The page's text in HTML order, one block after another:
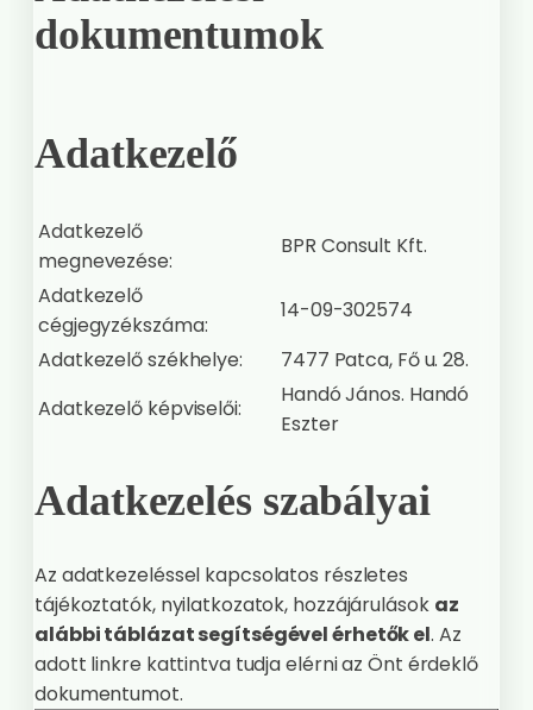
dokumentumok
Adatkezelő
Adatkezelő
megnevezése:
BPR Consult Kft.
Adatkezelő
cégjegyzékszáma:
14-09-302574
Adatkezelő székhelye:
7477 Patca, Fő u. 28.
Adatkezelő képviselői:
Handó János. Handó
Eszter
Adatkezelés szabályai
Az adatkezeléssel kapcsolatos részletes
tájékoztatók, nyilatkozatok, hozzájárulások az
alábbi táblázat segítségével érhetők el. Az
adott linkre kattintva tudja elérni az Önt érdeklő
dokumentumot.